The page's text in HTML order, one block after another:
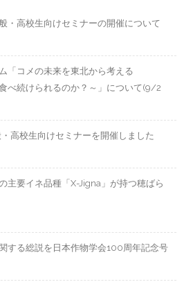
・高校生向けセミナーの開催について
「コメの未来を東北から考える
べ続けられるのか？～」について(9/2
・高校生向けセミナーを開催しました
主要イネ品種「X-Jigna」が持つ穂ばら
する総説を日本作物学会100周年記念号